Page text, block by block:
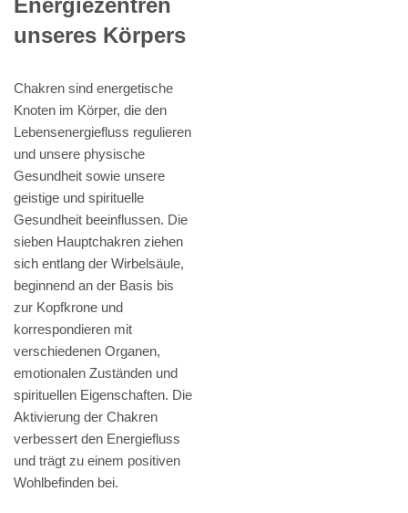
Energiezentren
unseres Körpers
Chakren sind energetische
Knoten im Körper, die den
Lebensenergiefluss regulieren
und unsere physische
Gesundheit sowie unsere
geistige und spirituelle
Gesundheit beeinflussen. Die
sieben Hauptchakren ziehen
sich entlang der Wirbelsäule,
beginnend an der Basis bis
zur Kopfkrone und
korrespondieren mit
verschiedenen Organen,
emotionalen Zuständen und
spirituellen Eigenschaften. Die
Aktivierung der Chakren
verbessert den Energiefluss
und trägt zu einem positiven
Wohlbefinden bei.